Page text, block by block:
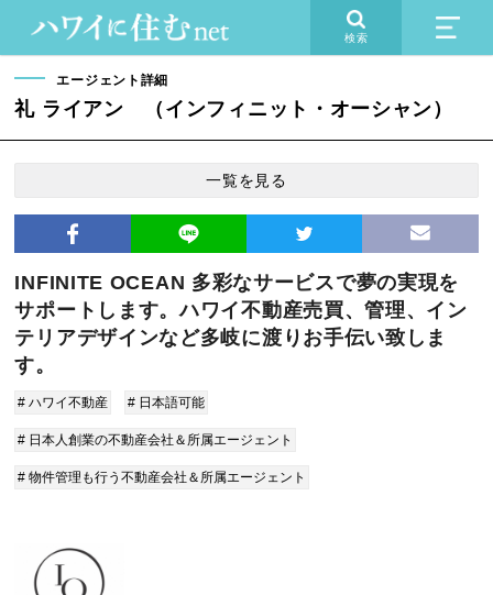
検索
エージェント詳細
礼 ライアン （インフィニット・オーシャン）
一覧を見る
INFINITE OCEAN 多彩なサービスで夢の実現を
サポートします。ハワイ不動産売買、管理、イン
テリアデザインなど多岐に渡りお手伝い致しま
す。
# ハワイ不動産 # 日本語可能
# 日本人創業の不動産会社＆所属エージェント
# 物件管理も行う不動産会社＆所属エージェント